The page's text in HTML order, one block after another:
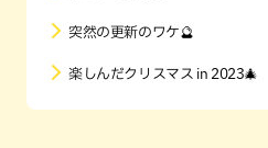
突然の更新のワケ🔮
楽しんだクリスマス in 2023🎄